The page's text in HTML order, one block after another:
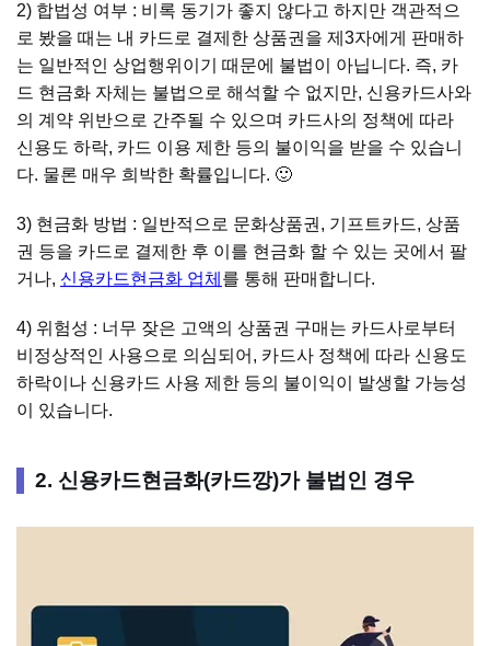
2) 합법성 여부 : 비록 동기가 좋지 않다고 하지만 객관적으
로 봤을 때는 내 카드로 결제한 상품권을 제3자에게 판매하
는 일반적인 상업행위이기 때문에 불법이 아닙니다. 즉, 카
드 현금화 자체는 불법으로 해석할 수 없지만, 신용카드사와
의 계약 위반으로 간주될 수 있으며 카드사의 정책에 따라
신용도 하락, 카드 이용 제한 등의 불이익을 받을 수 있습니
다. 물론 매우 희박한 확률입니다. 🙂
3) 현금화 방법 : 일반적으로 문화상품권, 기프트카드, 상품
권 등을 카드로 결제한 후 이를 현금화 할 수 있는 곳에서 팔
거나, 신용카드현금화 업체 를 통해 판매합니다.
4) 위험성 : 너무 잦은 고액의 상품권 구매는 카드사로부터
비정상적인 사용으로 의심되어, 카드사 정책에 따라 신용도
하락이나 신용카드 사용 제한 등의 불이익이 발생할 가능성
이 있습니다.
2. 신용카드현금화(카드깡)가 불법인 경우